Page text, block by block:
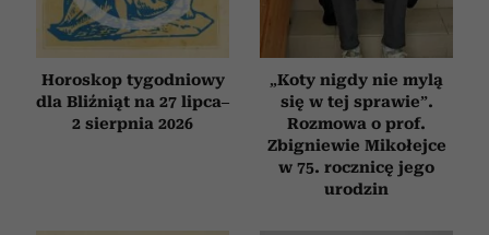
Horoskop tygodniowy
dla Bliźniąt na 27 lipca–
2 sierpnia 2026
„Koty nigdy nie mylą
się w tej sprawie”.
Rozmowa o prof.
Zbigniewie Mikołejce
w 75. rocznicę jego
urodzin